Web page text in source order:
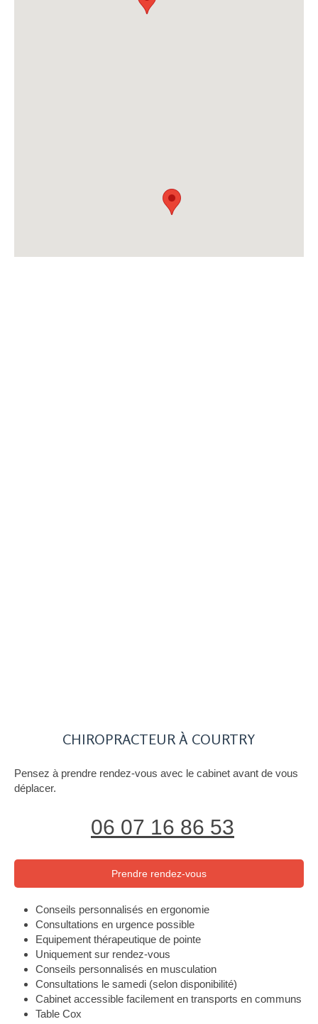
CHIROPRACTEUR À COURTRY
Pensez à prendre rendez-vous avec le cabinet avant de vous
déplacer.
06 07 16 86 53
Prendre rendez-vous
Conseils personnalisés en ergonomie
Consultations en urgence possible
Equipement thérapeutique de pointe
Uniquement sur rendez-vous
Conseils personnalisés en musculation
Consultations le samedi (selon disponibilité)
Cabinet accessible facilement en transports en communs
Table Cox